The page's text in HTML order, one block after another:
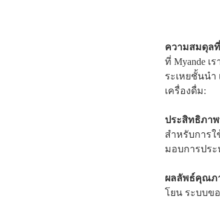
ความสมดุล
ที่ Myande
ระเหยชั้นน
เครื่องดื่ม:
ประสิทธิภา
สำหรับการใ
มอบการปร
ผลลัพธ์คุณภ
โยน ระบบข